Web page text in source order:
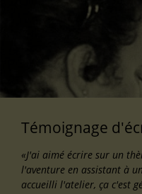
Témoignage
«J'ai aimé écrire sur un
l'aventure en assistant à
accueilli l'atelier, ça c'est